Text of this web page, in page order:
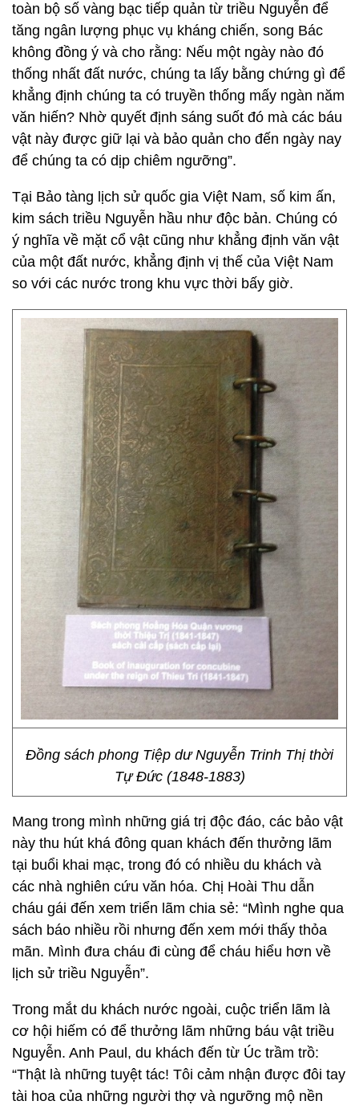
toàn bộ số vàng bạc tiếp quản từ triều Nguyễn để
tăng ngân lượng phục vụ kháng chiến, song Bác
không đồng ý và cho rằng: Nếu một ngày nào đó
thống nhất đất nước, chúng ta lấy bằng chứng gì để
khẳng định chúng ta có truyền thống mấy ngàn năm
văn hiến? Nhờ quyết định sáng suốt đó mà các báu
vật này được giữ lại và bảo quản cho đến ngày nay
để chúng ta có dịp chiêm ngưỡng”.
Tại Bảo tàng lịch sử quốc gia Việt Nam, số kim ấn,
kim sách triều Nguyễn hầu như độc bản. Chúng có
ý nghĩa về mặt cổ vật cũng như khẳng định văn vật
của một đất nước, khẳng định vị thế của Việt Nam
so với các nước trong khu vực thời bấy giờ.
Đồng sách phong Tiệp dư Nguyễn Trinh Thị thời
Tự Đức (1848-1883)
Mang trong mình những giá trị độc đáo, các bảo vật
này thu hút khá đông quan khách đến thưởng lãm
tại buổi khai mạc, trong đó có nhiều du khách và
các nhà nghiên cứu văn hóa. Chị Hoài Thu dẫn
cháu gái đến xem triển lãm chia sẻ: “Mình nghe qua
sách báo nhiều rồi nhưng đến xem mới thấy thỏa
mãn. Mình đưa cháu đi cùng để cháu hiểu hơn về
lịch sử triều Nguyễn”.
Trong mắt du khách nước ngoài, cuộc triển lãm là
cơ hội hiếm có để thưởng lãm những báu vật triều
Nguyễn. Anh Paul, du khách đến từ Úc trầm trồ:
“Thật là những tuyệt tác! Tôi cảm nhận được đôi tay
tài hoa của những người thợ và ngưỡng mộ nền